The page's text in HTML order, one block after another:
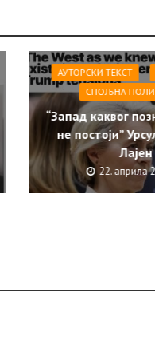
АУТОРСКИ ТЕКСТ
СПОЉНА
“Запад каквог
не постоји”
Лајен
22. априла